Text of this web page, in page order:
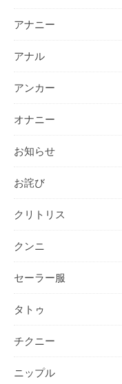
アナニー
アナル
アンカー
オナニー
お知らせ
お詫び
クリトリス
クンニ
セーラー服
タトゥ
チクニー
ニップル